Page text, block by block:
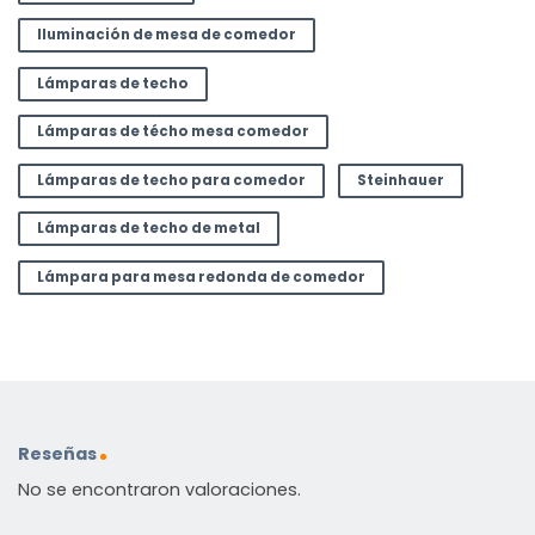
Iluminación de mesa de comedor
Lámparas de techo
Lámparas de técho mesa comedor
Lámparas de techo para comedor Steinhauer
Lámparas de techo de metal
Lámpara para mesa redonda de comedor
Reseñas
No se encontraron valoraciones.